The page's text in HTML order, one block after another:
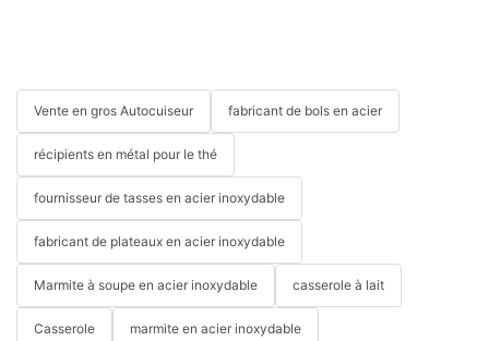
Vente en gros Autocuiseur fabricant de bols en acier
récipients en métal pour le thé
fournisseur de tasses en acier inoxydable
fabricant de plateaux en acier inoxydable
Marmite à soupe en acier inoxydable casserole à lait
Casserole marmite en acier inoxydable